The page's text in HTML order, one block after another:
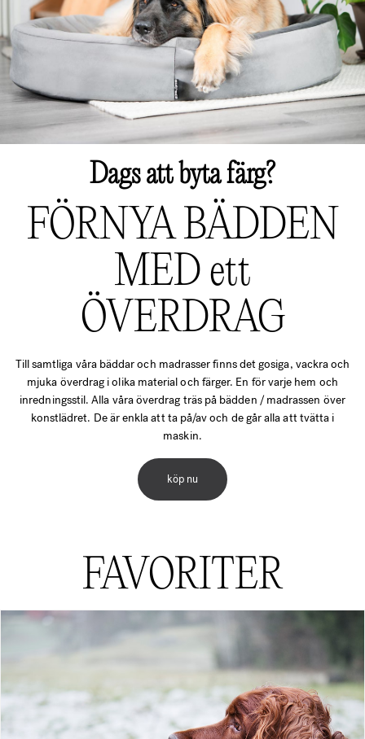
Dags att byta färg?
FÖRNYA BÄDDEN
MED ett
ÖVERDRAG
Till samtliga våra bäddar och madrasser finns det gosiga, vackra och
mjuka överdrag i olika material och färger. En för varje hem och
inredningsstil. Alla våra överdrag träs på bädden / madrassen över
konstlädret. De är enkla att ta på/av och de går alla att tvätta i
maskin.
köp nu
FAVORITER